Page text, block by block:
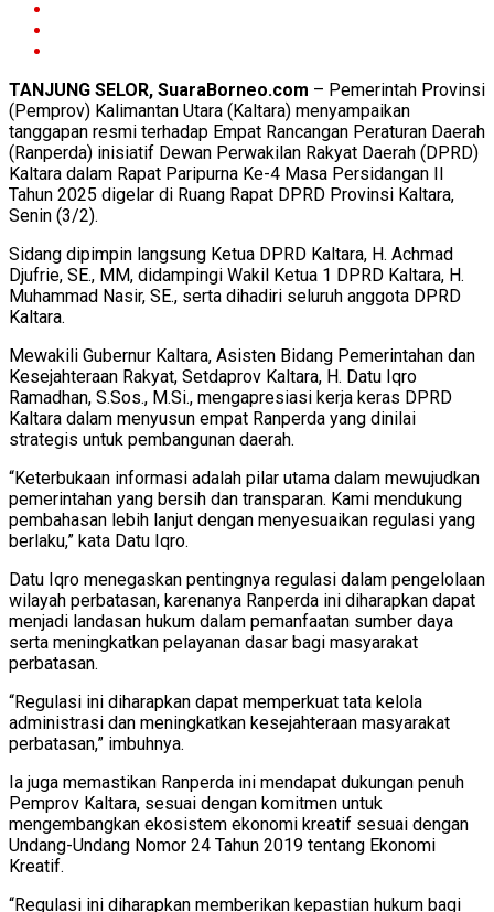
TANJUNG SELOR, SuaraBorneo.com – Pemerintah Provinsi
(Pemprov) Kalimantan Utara (Kaltara) menyampaikan
tanggapan resmi terhadap Empat Rancangan Peraturan Daerah
(Ranperda) inisiatif Dewan Perwakilan Rakyat Daerah (DPRD)
Kaltara dalam Rapat Paripurna Ke-4 Masa Persidangan II
Tahun 2025 digelar di Ruang Rapat DPRD Provinsi Kaltara,
Senin (3/2).
Sidang dipimpin langsung Ketua DPRD Kaltara, H. Achmad
Djufrie, SE., MM, didampingi Wakil Ketua 1 DPRD Kaltara, H.
Muhammad Nasir, SE., serta dihadiri seluruh anggota DPRD
Kaltara.
Mewakili Gubernur Kaltara, Asisten Bidang Pemerintahan dan
Kesejahteraan Rakyat, Setdaprov Kaltara, H. Datu Iqro
Ramadhan, S.Sos., M.Si., mengapresiasi kerja keras DPRD
Kaltara dalam menyusun empat Ranperda yang dinilai
strategis untuk pembangunan daerah.
“Keterbukaan informasi adalah pilar utama dalam mewujudkan
pemerintahan yang bersih dan transparan. Kami mendukung
pembahasan lebih lanjut dengan menyesuaikan regulasi yang
berlaku,” kata Datu Iqro.
Datu Iqro menegaskan pentingnya regulasi dalam pengelolaan
wilayah perbatasan, karenanya Ranperda ini diharapkan dapat
menjadi landasan hukum dalam pemanfaatan sumber daya
serta meningkatkan pelayanan dasar bagi masyarakat
perbatasan.
“Regulasi ini diharapkan dapat memperkuat tata kelola
administrasi dan meningkatkan kesejahteraan masyarakat
perbatasan,” imbuhnya.
Ia juga memastikan Ranperda ini mendapat dukungan penuh
Pemprov Kaltara, sesuai dengan komitmen untuk
mengembangkan ekosistem ekonomi kreatif sesuai dengan
Undang-Undang Nomor 24 Tahun 2019 tentang Ekonomi
Kreatif.
“Regulasi ini diharapkan memberikan kepastian hukum bagi